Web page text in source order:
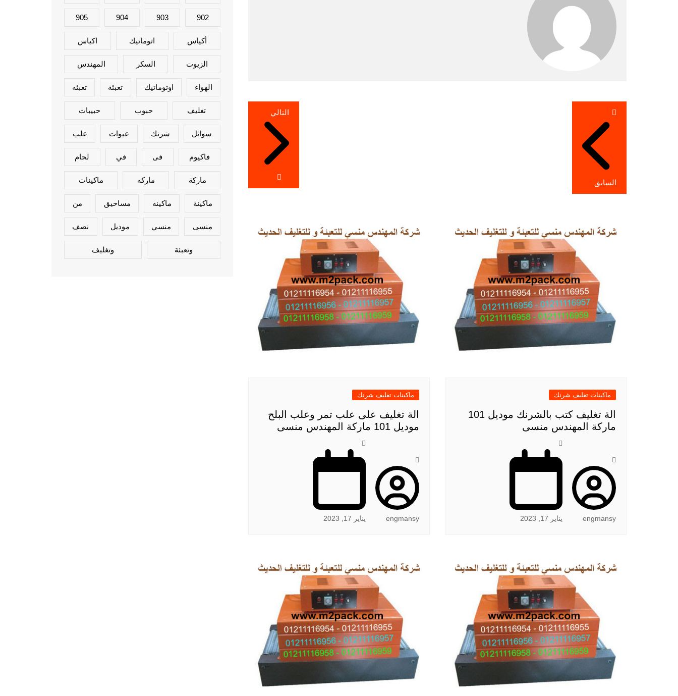
تصفّح
المقالات
السابق
التالي
ماكينات تغليف شرنك
الة تغليف كتب بالشرنك موديل 101
ماركة المهندس منسى
engmansy يناير 17, 2023
ماكينات تغليف شرنك
الة تغليف على علب تمر وعلب البلح
موديل 101 ماركة المهندس منسى
engmansy يناير 17, 2023
902
903
904
905
أكياس اتوماتيك اكياس
الزيوت السكر المهندس
الهواء اوتوماتيك تعبئة تعبئه
تغليف حبوب حبيبات
سوائل شرنك عبوات علب
فاكيوم فى في لحام
ماركة ماركه ماكينات
ماكينة ماكينه مساحيق من
منسى منسي موديل نصف
وتعبئة وتغليف